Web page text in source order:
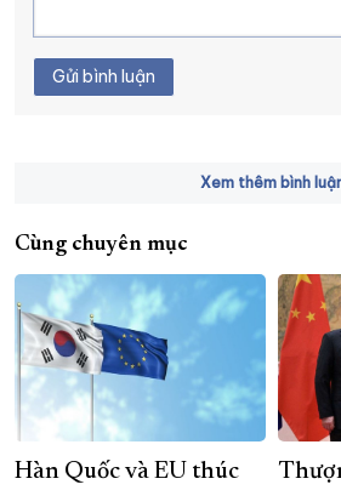
Gửi bình luận
Xem thêm bình
Cùng chuyên mục
Hàn Quốc và EU thúc